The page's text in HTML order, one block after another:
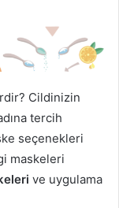
Cildinizin
tercih
seçenekleri
maskeleri
ve uygulama